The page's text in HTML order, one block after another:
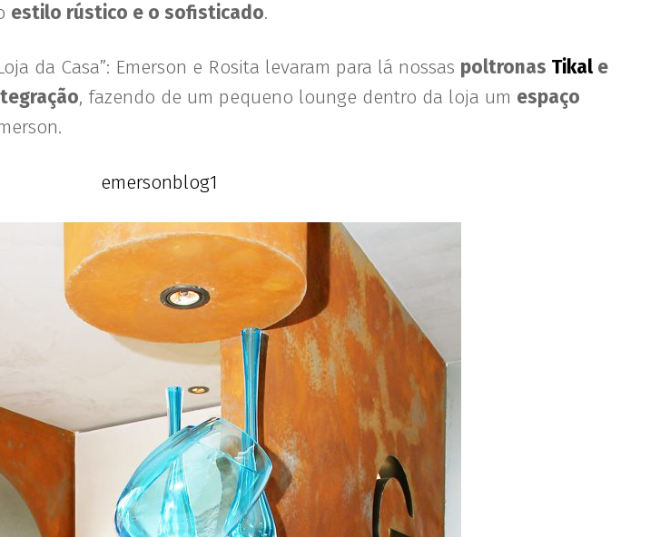
estilo rústico e o sofisticado.
da Casa”: Emerson e Rosita levaram para lá nossas poltronas Tikal e
, fazendo de um pequeno lounge dentro da loja um espaço